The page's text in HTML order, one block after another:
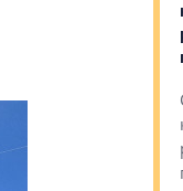
районе
образования